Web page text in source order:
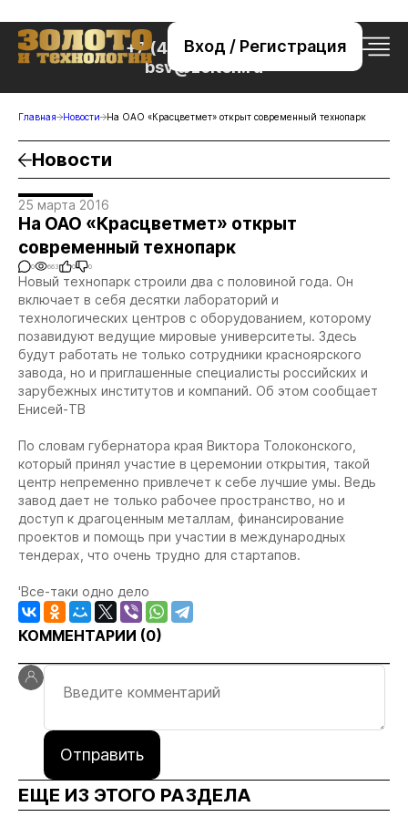
Вход / Регистрация
+7 (495) 221-76-32
bsv@zolteh.ru
Главная Новости На ОАО «Красцветмет» открыт современный технопарк
Новости
25 марта 2016
На ОАО «Красцветмет» открыт
современный технопарк
0 663 0 0
Новый технопарк строили два с половиной года. Он
включает в себя десятки лабораторий и
технологических центров с оборудованием, которому
позавидуют ведущие мировые университеты. Здесь
будут работать не только сотрудники красноярского
завода, но и приглашенные специалисты российских и
зарубежных институтов и компаний. Об этом сообщает
Енисей-ТВ
По словам губернатора края Виктора Толоконского,
который принял участие в церемонии открытия, такой
центр непременно привлечет к себе лучшие умы. Ведь
завод дает не только рабочее пространство, но и
доступ к драгоценным металлам, финансирование
проектов и помощь при участии в международных
тендерах, что очень трудно для стартапов.
'Все-таки одно дело
КОММЕНТАРИИ (0)
Отправить
ЕЩЕ ИЗ ЭТОГО РАЗДЕЛА